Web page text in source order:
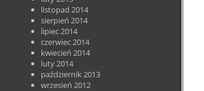
listopad 2014
sierpień 2014
lipiec 2014
czerwiec 2014
kwiecień 2014
luty 2014
październik 2013
wrzesień 2012